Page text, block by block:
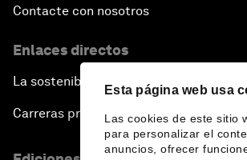
Esta página web usa
Las cookies de este sitio
para personalizar el
anuncios, ofrecer
Contacte con nosotros
Enlaces directos
La sostenibilidad en el Foro
Carreras profesionales